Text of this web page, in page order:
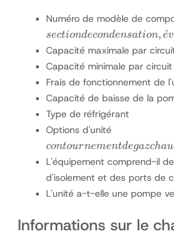
Numéro de modèle de
sectiondecondensation, e
ˊv
Capacité maximale par
Capacité minimale par
Frais de fonctionnement de
Capacité de baisse de la
Type de réfrigérant
Options d'unité
de gaz
contournementdegazchau
L'équipement comprend-il
d'isolement et des ports de
L'unité a-t-elle une pompe
Informations sur le